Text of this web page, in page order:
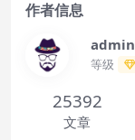
作者信息
admin
等级
25392
文章